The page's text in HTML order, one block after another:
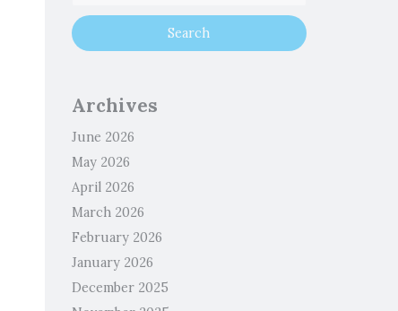
Archives
June 2026
May 2026
April 2026
March 2026
February 2026
January 2026
December 2025